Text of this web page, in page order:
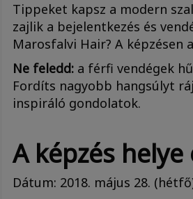
Tippeket kapsz a modern
zajlik a bejelentkezés és
Marosfalvi Hair? A képzésen
Ne feledd: a férfi vendégek
Fordíts nagyobb hangsúlyt
inspiráló gondolatok.
​A képzés helye
​Dátum: 2018. május 28.